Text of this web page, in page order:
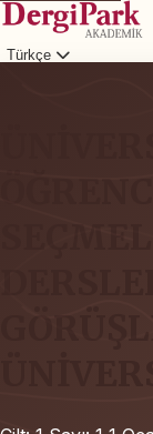
Türkçe